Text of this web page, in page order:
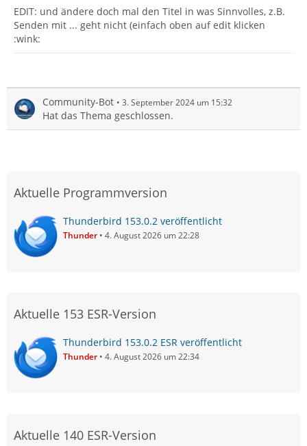
EDIT: und ändere doch mal den Titel in was Sinnvolles, z.B.
Senden mit ... geht nicht (einfach oben auf edit klicken
:wink:
Community-Bot 3. September 2024 um 15:32
Hat das Thema geschlossen.
Aktuelle Programmversion
Thunderbird 153.0.2 veröffentlicht
Thunder 4. August 2026 um 22:28
Aktuelle 153 ESR-Version
Thunderbird 153.0.2 ESR veröffentlicht
Thunder 4. August 2026 um 22:34
Aktuelle 140 ESR-Version